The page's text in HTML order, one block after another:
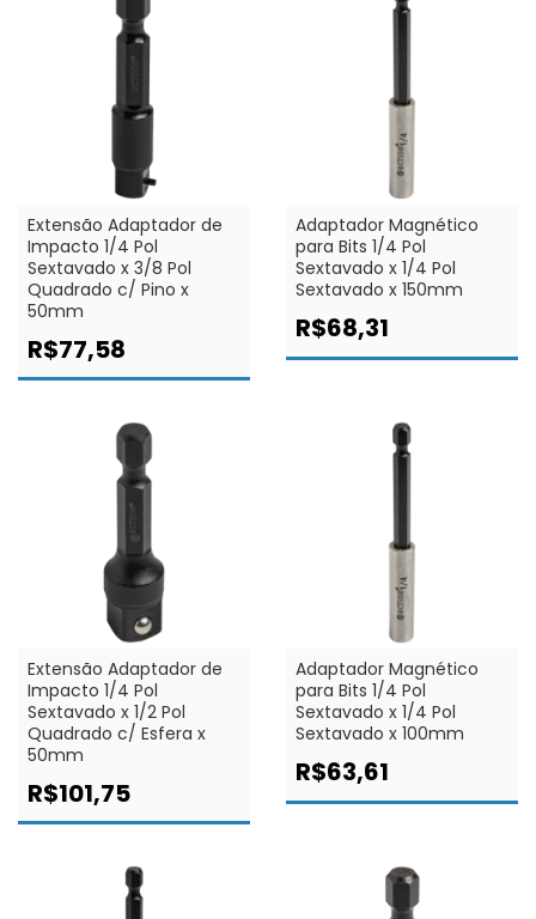
Extensão Adaptador de
Impacto 1/4 Pol
Sextavado x 3/8 Pol
Quadrado c/ Pino x
50mm
R$77,58
Adaptador Magnético
para Bits 1/4 Pol
Sextavado x 1/4 Pol
Sextavado x 150mm
R$68,31
Extensão Adaptador de
Impacto 1/4 Pol
Sextavado x 1/2 Pol
Quadrado c/ Esfera x
50mm
R$101,75
Adaptador Magnético
para Bits 1/4 Pol
Sextavado x 1/4 Pol
Sextavado x 100mm
R$63,61